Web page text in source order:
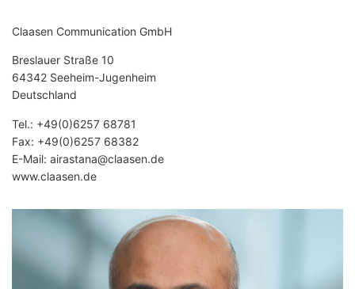
Claasen Communication GmbH
Breslauer Straße 10
64342 Seeheim-Jugenheim
Deutschland
Tel.: +49(0)6257 68781
Fax: +49(0)6257 68382
E-Mail: airastana@claasen.de
www.claasen.de